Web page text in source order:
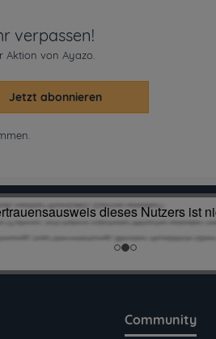
verpassen!
Aktion von Ayazo.
Jetzt abonnieren
Community